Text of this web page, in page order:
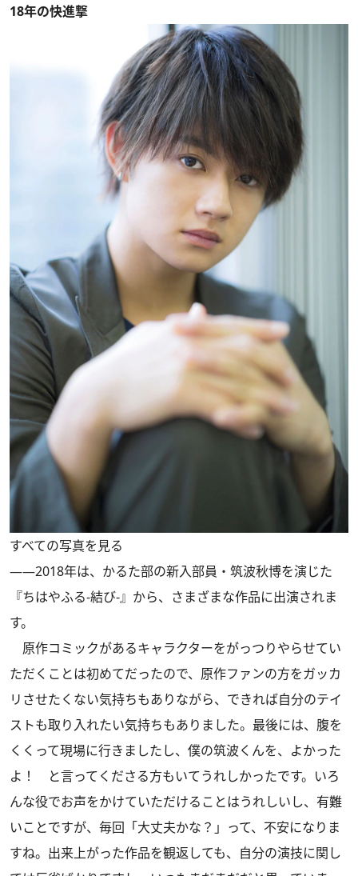
18年の快進撃
すべての写真を見る
――2018年は、かるた部の新入部員・筑波秋博を演じた
『ちはやふる-結び-』から、さまざまな作品に出演されま
す。
原作コミックがあるキャラクターをがっつりやらせてい
ただくことは初めてだったので、原作ファンの方をガッカ
リさせたくない気持ちもありながら、できれば自分のテイ
ストも取り入れたい気持ちもありました。最後には、腹を
くくって現場に行きましたし、僕の筑波くんを、よかった
よ！ と言ってくださる方もいてうれしかったです。いろ
んな役でお声をかけていただけることはうれしいし、有難
いことですが、毎回「大丈夫かな？」って、不安になりま
すね。出来上がった作品を観返しても、自分の演技に関し